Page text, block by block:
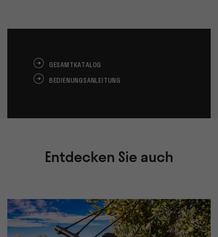
GESAMTKATALOG
BEDIENUNGSANLEITUNG
Entdecken Sie auch